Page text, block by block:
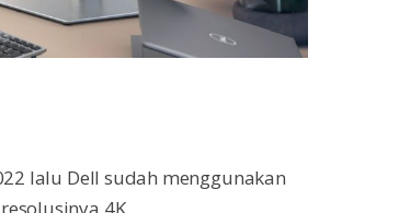
lalu Dell sudah menggunakan